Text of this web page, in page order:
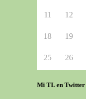
11 12
18 19
25 26
Mi TL en Twitter